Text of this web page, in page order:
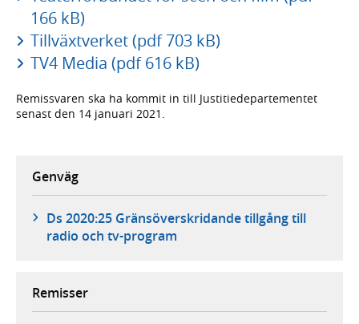
166 kB)
Tillväxtverket (pdf 703 kB)
TV4 Media (pdf 616 kB)
Remissvaren ska ha kommit in till Justitie­departementet
senast den 14 januari 2021.
Genväg
Ds 2020:25 Gränsöverskridande tillgång till
radio och tv-program
Remisser